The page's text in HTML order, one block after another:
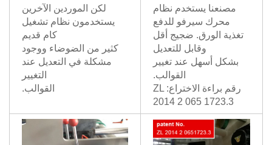
مصنعنا يستخدم نظام
محرك سيرفو للدفع
تغذية الورق. ضجيج أقل
وقابل للتعديل
بشكل أسهل عند تغيير
القوالب.
رقم براءة الاختراع: ZL
2014 2 065 1723.3
لكن الموردين الآخرين
يستخدمون نظام تشغيل
كام قديم
كثير من الضوضاء ووجود
مشكلة في التعديل عند
التغيير
القوالب.